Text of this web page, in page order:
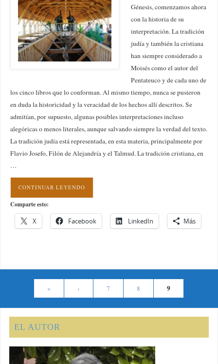
Génesis, comenzamos ahora
con la historia de su
interpretación. La tradición
judía y también la cristiana
han siempre considerado a
Moisés como el autor del
Pentateuco y de cada uno de
los cinco libros que lo conforman. Al mismo tiempo, nunca se pusieron
en duda la historicidad y la veracidad de los hechos allí descritos. Se
admitían, por supuesto, algunas posibles interpretaciones incluso
alegóricas o menos literales, aunque salvando siempre la verdad del texto.
La tradición judía está representada, en esta materia, principalmente por
Flavio Josefo, Filón de Alejandría y el Talmud. La tradición cristiana, en
…
CONTINUAR LEYENDO
Comparte esto:
X Facebook LinkedIn Más
« ‹ 7 8 9
EL AUTOR